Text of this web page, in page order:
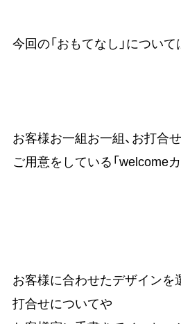
今回の「おもてなし」について
お客様お一組お一組、お打合
ご用意をしている「welcome
お客様に合わせたデザインを
打合せについてや